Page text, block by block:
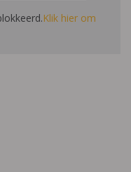
Klik hier om